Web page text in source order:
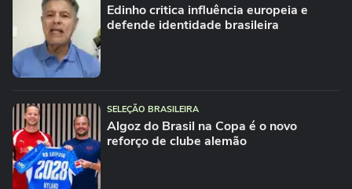
Edinho critica influência europeia e
defende identidade brasileira
SELEÇÃO BRASILEIRA
Algoz do Brasil na Copa é o novo
reforço de clube alemão